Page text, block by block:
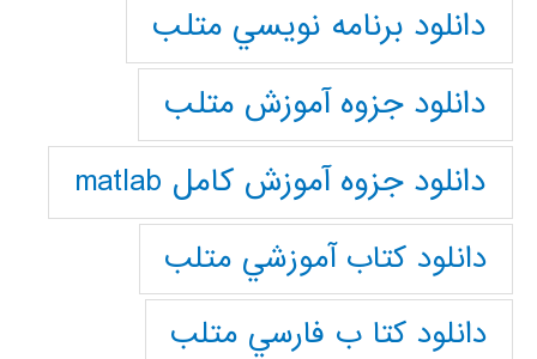
دانلود برنامه نويسي متلب
دانلود جزوه آموزش متلب
دانلود جزوه آموزش کامل matlab
دانلود كتاب آموزشي متلب
دانلود كتا ب فارسي متلب